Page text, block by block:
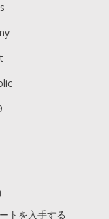
トを入手する